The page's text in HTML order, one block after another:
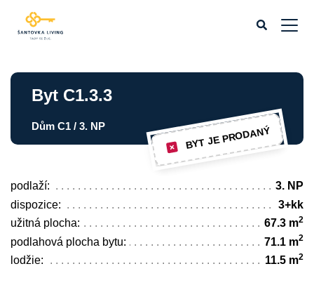
Byt C1.3.3
Dům C1 / 3. NP BYT JE PRODANÝ
podlaží:
3. NP
dispozice:
3+kk
užitná plocha:
67.3 m2
podlahová plocha bytu: 71.1 m2
lodžie: 11.5 m2